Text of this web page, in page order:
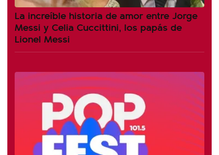
La increíble historia de amor entre Jorge
Messi y Celia Cuccittini, los papás de
Lionel Messi